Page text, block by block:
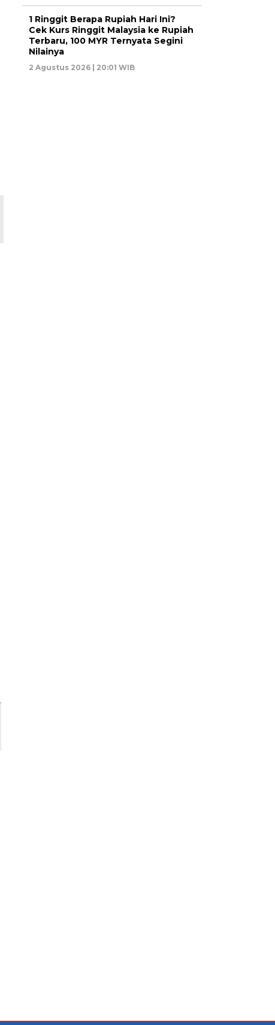
1 Ringgit Berapa Rupiah Hari Ini?
Cek Kurs Ringgit Malaysia ke Rupiah
Terbaru, 100 MYR Ternyata Segini
Nilainya
2 Agustus 2026 | 20:01 WIB